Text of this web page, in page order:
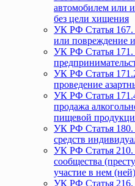
автомобилем или
без цели хищения
УК РФ Статья
или повреждение
УК РФ Статья 171.
УК РФ Статья
проведение
УК РФ Статья
продажа
пищевой
УК РФ Статья 180.
средств
УК РФ Статья 210.
сообщества
участие в нем (ней)
УК РФ Статья